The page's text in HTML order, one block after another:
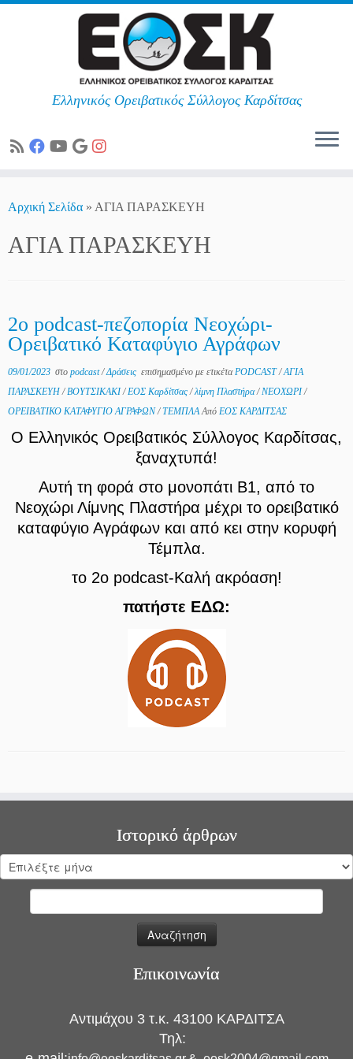
Ελληνικός Ορειβατικός Σύλλογος Καρδίτσας
Αρχική Σελίδα » ΑΓΙΑ ΠΑΡΑΣΚΕΥΗ
ΑΓΙΑ ΠΑΡΑΣΚΕΥΗ
2ο podcast-πεζοπορία Νεοχώρι-
Ορειβατικό Καταφύγιο Αγράφων
09/01/2023 στο podcast/Δράσεις επισημασμένο με ετικέταPODCAST/ΑΓΙΑ
ΠΑΡΑΣΚΕΥΗ/ΒΟΥΤΣΙΚΑΚΙ/ΕΟΣ Καρδίτσας/λίμνη Πλαστήρα/ΝΕΟΧΩΡΙ/
ΟΡΕΙΒΑΤΙΚΟ ΚΑΤΑΦΥΓΙΟ ΑΓΡΑΦΩΝ/ΤΕΜΠΛΑΑπό ΕΟΣ ΚΑΡΔΙΤΣΑΣ
Ο Ελληνικός Ορειβατικός Σύλλογος Καρδίτσας,
ξαναχτυπά!
Αυτή τη φορά στο μονοπάτι Β1, από το
Νεοχώρι Λίμνης Πλαστήρα μέχρι το ορειβατικό
καταφύγιο Αγράφων και από κει στην κορυφή
Τέμπλα.
το 2ο podcast-Καλή ακρόαση!
πατήστε ΕΔΩ:
Ιστορικό άρθρων
Ιστορικό
άρθρων
Επικοινωνία
Αντιμάχου 3 τ.κ. 43100 ΚΑΡΔΙΤΣΑ
Τηλ: